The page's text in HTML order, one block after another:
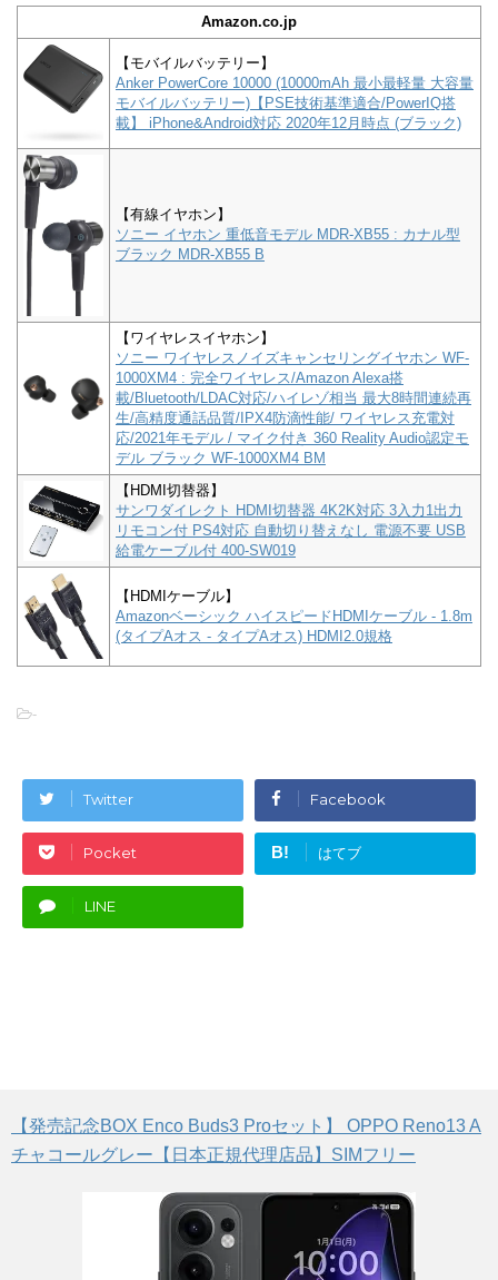
Amazon.co.jp
【モバイルバッテリー】
Anker PowerCore 10000 (10000mAh 最小最軽量 大容量
モバイルバッテリー)【PSE技術基準適合/PowerIQ搭
載】 iPhone&Android対応 2020年12月時点 (ブラック)
【有線イヤホン】
ソニー イヤホン 重低音モデル MDR-XB55 : カナル型
ブラック MDR-XB55 B
【ワイヤレスイヤホン】
ソニー ワイヤレスノイズキャンセリングイヤホン WF-
1000XM4 : 完全ワイヤレス/Amazon Alexa搭
載/Bluetooth/LDAC対応/ハイレゾ相当 最大8時間連続再
生/高精度通話品質/IPX4防滴性能/ ワイヤレス充電対
応/2021年モデル / マイク付き 360 Reality Audio認定モ
デル ブラック WF-1000XM4 BM
【HDMI切替器】
サンワダイレクト HDMI切替器 4K2K対応 3入力1出力
リモコン付 PS4対応 自動切り替えなし 電源不要 USB
給電ケーブル付 400-SW019
【HDMIケーブル】
Amazonベーシック ハイスピードHDMIケーブル - 1.8m
(タイプAオス - タイプAオス) HDMI2.0規格
-
Twitter Facebook
Pocket B! はてブ
LINE
【発売記念BOX Enco Buds3 Proセット】 OPPO Reno13 A
チャコールグレー【日本正規代理店品】SIMフリー